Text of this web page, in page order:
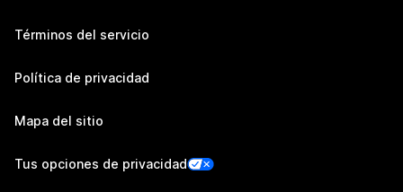
Términos del servicio
Política de privacidad
Mapa del sitio
Tus opciones de privacidad